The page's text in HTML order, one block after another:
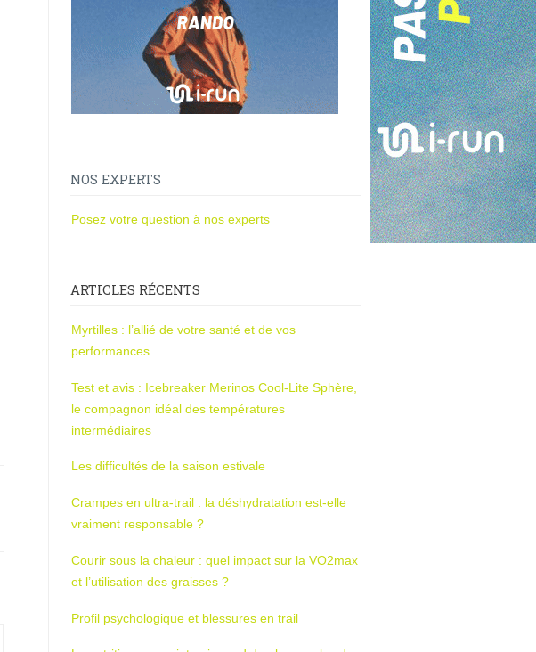
NOS EXPERTS
Posez votre question à nos experts
ARTICLES RÉCENTS
Myrtilles : l’allié de votre santé et de vos
performances
Test et avis : Icebreaker Merinos Cool-Lite Sphère,
le compagnon idéal des températures
intermédiaires
Les difficultés de la saison estivale
Crampes en ultra-trail : la déshydratation est-elle
vraiment responsable ?
Courir sous la chaleur : quel impact sur la VO2max
et l’utilisation des graisses ?
Profil psychologique et blessures en trail